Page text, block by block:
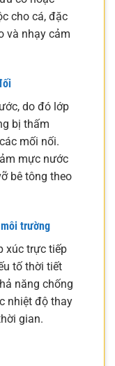
cho cá, đặc
và nhạy cảm
do đó lớp
bị thấm
mối nối.
mực nước
bê tông theo
trường
xúc trực tiếp
tố thời tiết
năng chống
nhiệt độ thay
gian.